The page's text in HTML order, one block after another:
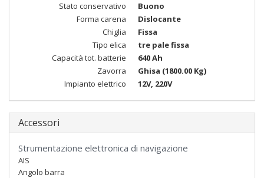
Stato conservativo
Buono
Forma carena
Dislocante
Chiglia
Fissa
Tipo elica
tre pale fissa
Capacità tot. batterie
640 Ah
Zavorra
Ghisa (1800.00 Kg)
Impianto elettrico
12V, 220V
Accessori
Strumentazione elettronica di navigazione
AIS
Angolo barra